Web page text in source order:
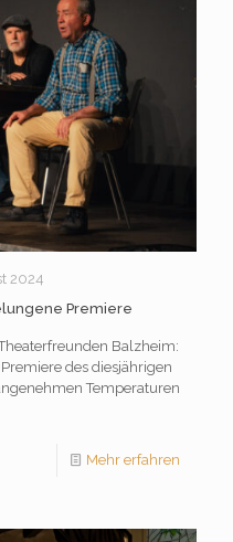
2024
Premiere
Balzheim:
des diesjährigen
Temperaturen
Mehr erfahren